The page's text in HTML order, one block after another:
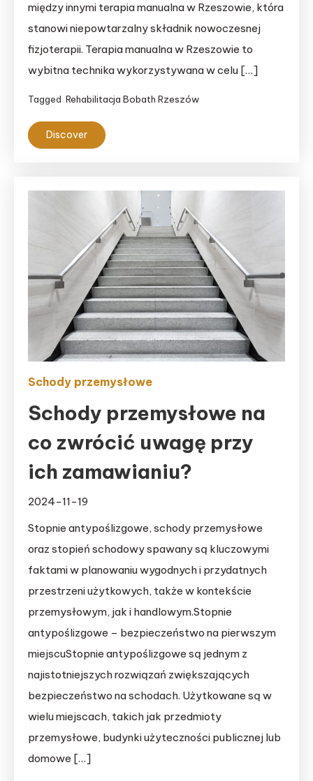
między innymi terapia manualna w Rzeszowie, która
stanowi niepowtarzalny składnik nowoczesnej
fizjoterapii. Terapia manualna w Rzeszowie to
wybitna technika wykorzystywana w celu […]
Tagged Rehabilitacja Bobath Rzeszów
Discover
Schody przemysłowe
Schody przemysłowe na
co zwrócić uwagę przy
ich zamawianiu?
2024-11-19
Stopnie antypoślizgowe, schody przemysłowe
oraz stopień schodowy spawany są kluczowymi
faktami w planowaniu wygodnych i przydatnych
przestrzeni użytkowych, także w kontekście
przemysłowym, jak i handlowym.Stopnie
antypoślizgowe – bezpieczeństwo na pierwszym
miejscuStopnie antypoślizgowe są jednym z
najistotniejszych rozwiązań zwiększających
bezpieczeństwo na schodach. Użytkowane są w
wielu miejscach, takich jak przedmioty
przemysłowe, budynki użyteczności publicznej lub
domowe […]